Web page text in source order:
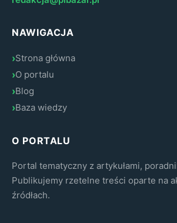
NAWIGACJA
Strona główna
O portalu
Blog
Baza wiedzy
O PORTALU
Portal tematyczny z artykułami,
Publikujemy rzetelne treści oparte na
źródłach.